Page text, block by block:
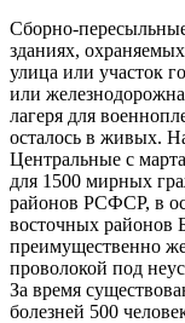
Сборно-
зданиях,
улица или участок
или
лагеря для
осталось в живых.
Центральные с
для 1500 мирных
районов РСФСР, в
восточных районов
преимущественно
проволокой под
За время
болезней 500